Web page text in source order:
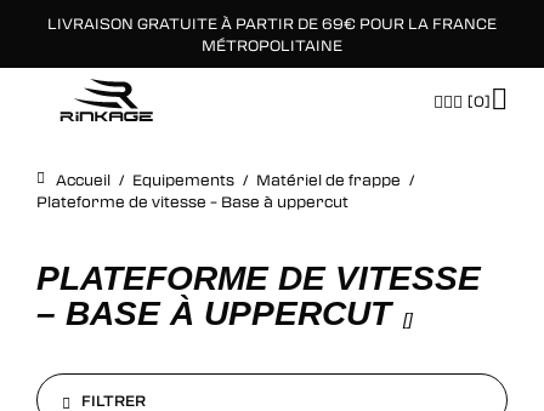
LIVRAISON GRATUITE À PARTIR DE 69€ POUR LA FRANCE
MÉTROPOLITAINE
[0]
Accueil / Equipements / Matériel de frappe /
Plateforme de vitesse – Base à uppercut
PLATEFORME DE VITESSE
– BASE À UPPERCUT
[]
FILTRER